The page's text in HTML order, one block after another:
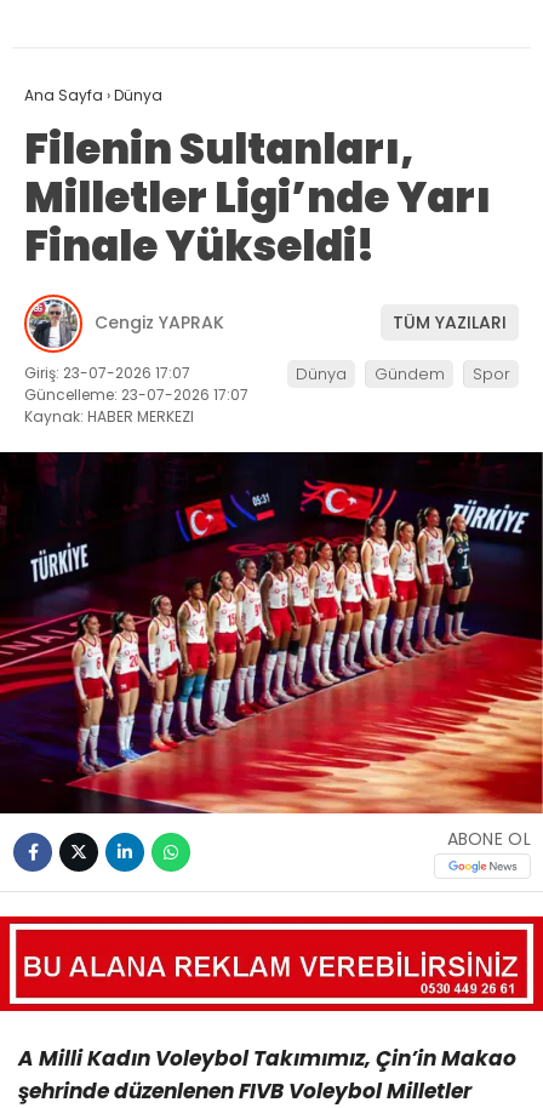
Ana Sayfa ›Dünya
Filenin Sultanları,
Milletler Ligi’nde Yarı
Finale Yükseldi!
Cengiz YAPRAK TÜM YAZILARI
Giriş: 23-07-2026 17:07
Güncelleme: 23-07-2026 17:07
Kaynak: HABER MERKEZI
Dünya Gündem Spor
ABONE OL
A Milli Kadın Voleybol Takımımız, Çin’in Makao
şehrinde düzenlenen FIVB Voleybol Milletler